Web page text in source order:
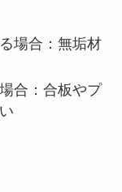
場合：無垢材
合：合板やプ